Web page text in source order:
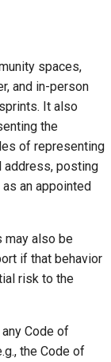
spaces,
and in-person
It also
the
of representing
address, posting
an appointed
may also be
if that behavior
risk to the
Code of
the Code of